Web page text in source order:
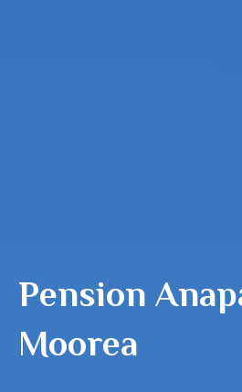
Pension
Moorea